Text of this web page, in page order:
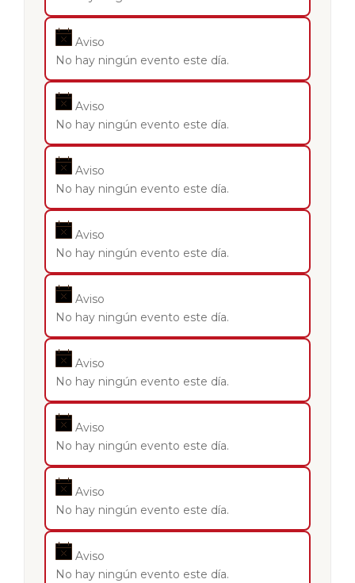
Aviso
No hay ningún evento este día.
Aviso
No hay ningún evento este día.
Aviso
No hay ningún evento este día.
Aviso
No hay ningún evento este día.
Aviso
No hay ningún evento este día.
Aviso
No hay ningún evento este día.
Aviso
No hay ningún evento este día.
Aviso
No hay ningún evento este día.
Aviso
No hay ningún evento este día.